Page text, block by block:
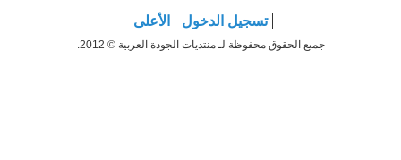
تسجيل الدخول الأعلى
جميع الحقوق محفوظة لـ منتديات الجودة العربية © 2012.